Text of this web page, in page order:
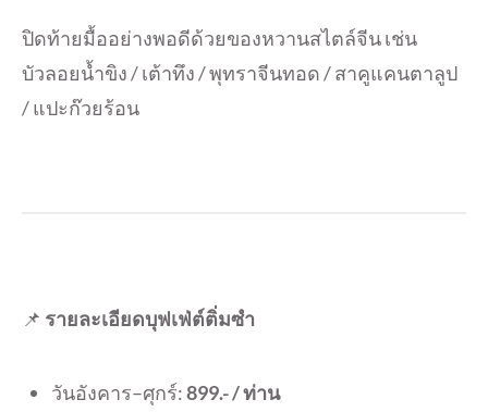
ปิดท้ายมื้ออย่างพอดีด้วยของหวานสไตล์จีน เช่น
บัวลอยน้ำขิง / เต้าทึง / พุทราจีนทอด / สาคูแคนตาลูป
/ แปะก๊วยร้อน
📌 รายละเอียดบุฟเฟ่ต์ติ่มซำ
วันอังคาร–ศุกร์:899.- / ท่าน